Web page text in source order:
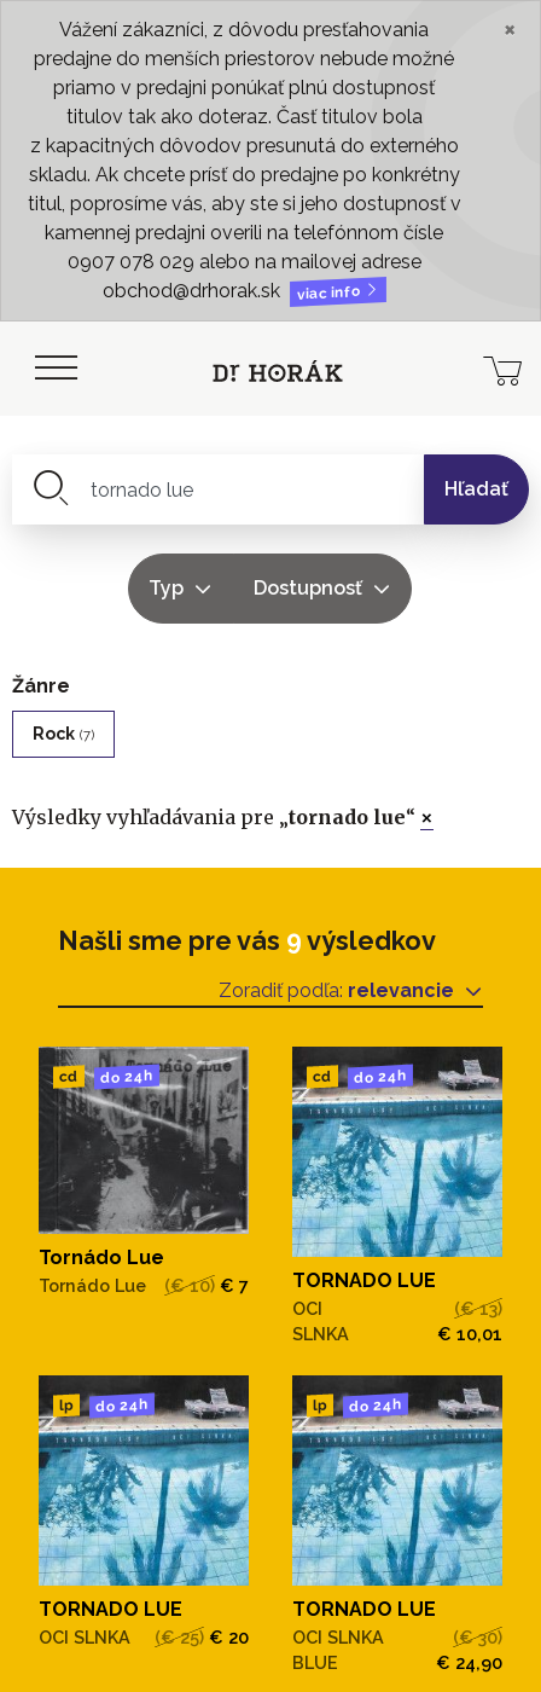
Vážení zákazníci, z dôvodu presťahovania
predajne do menších priestorov nebude možné
priamo v predajni ponúkať plnú dostupnosť
titulov tak ako doteraz. Časť titulov bola
z kapacitných dôvodov presunutá do externého
skladu. Ak chcete prísť do predajne po konkrétny
titul, poprosíme vás, aby ste si jeho dostupnosť v
kamennej predajni overili na telefónnom čísle
0907 078 029 alebo na mailovej adrese
obchod@drhorak.sk
viac info
×
Hľadať
Typ Dostupnosť
Žánre
Rock (7)
Výsledky vyhľadávania pre „tornado lue“ ×
Našli sme pre vás 9 výsledkov
Zoradiť podľa: relevancie
cd do 24h
Tornádo Lue
Tornádo Lue (€ 10) € 7
cd do 24h
TORNADO LUE
OCI
SLNKA
(€ 13)
€ 10,01
lp do 24h
TORNADO LUE
OCI SLNKA (€ 25) € 20
lp do 24h
TORNADO LUE
OCI SLNKA
BLUE
(€ 30)
€ 24,90